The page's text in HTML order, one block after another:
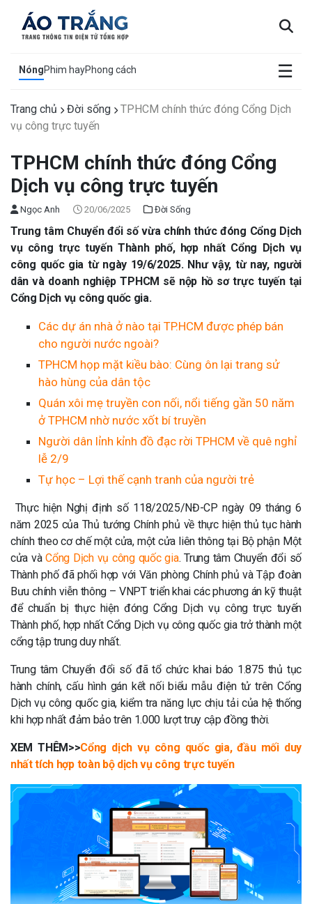
NóngPhim hayPhong cách ☰
×
Trang chủ Đời sống
TPHCM chính thức đóng Cổng Dịch
vụ công trực tuyến
TPHCM chính thức đóng Cổng
Dịch vụ công trực tuyến
Ngọc Anh 20/06/2025 Đời Sống
Trung tâm Chuyển đổi số vừa chính thức đóng Cổng Dịch
vụ công trực tuyến Thành phố, hợp nhất Cổng Dịch vụ
công quốc gia từ ngày 19/6/2025. Như vậy, từ nay, người
dân và doanh nghiệp TPHCM sẽ nộp hồ sơ trực tuyến tại
Cổng Dịch vụ công quốc gia.
Các dự án nhà ở nào tại TP.HCM được phép bán
cho người nước ngoài?
TPHCM họp mặt kiều bào: Cùng ôn lại trang sử
hào hùng của dân tộc
Quán xôi mẹ truyền con nối, nổi tiếng gần 50 năm
ở TPHCM nhờ nước xốt bí truyền
Người dân lỉnh kỉnh đồ đạc rời TPHCM về quê nghỉ
lễ 2/9
Tự học – Lợi thế cạnh tranh của người trẻ
Thực hiện Nghị định số 118/2025/NĐ-CP ngày 09 tháng 6
năm 2025 của Thủ tướng Chính phủ về thực hiện thủ tục hành
chính theo cơ chế một cửa, một cửa liên thông tại Bộ phận Một
cửa vàCổng Dịch vụ công quốc gia. Trung tâm Chuyển đổi số
Thành phố đã phối hợp với Văn phòng Chính phủ và Tập đoàn
Bưu chính viễn thông – VNPT triển khai các phương án kỹ thuật
để chuẩn bị thực hiện đóng Cổng Dịch vụ công trực tuyến
Thành phố, hợp nhất Cổng Dịch vụ công quốc gia trở thành một
cổng tập trung duy nhất.
Trung tâm Chuyển đổi số đã tổ chức khai báo 1.875 thủ tục
hành chính, cấu hình gán kết nối biểu mẫu điện tử trên Cổng
Dịch vụ công quốc gia, kiểm tra năng lực chịu tải của hệ thống
khi hợp nhất đảm bảo trên 1.000 lượt truy cập đồng thời.
XEM THÊM>>Cổng dịch vụ công quốc gia, đầu mối duy
nhất tích hợp toàn bộ dịch vụ công trực tuyến